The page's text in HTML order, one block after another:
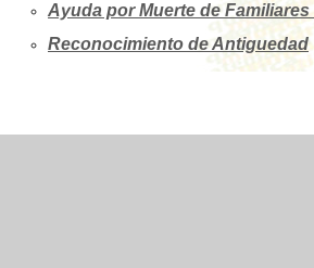
Ayuda por Muerte de
Reconocimiento de Antiguedad